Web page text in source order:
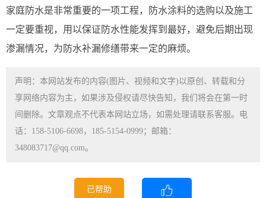
家庭防水是非常重要的一项工程，防水涂料的选购以及施工
一定要重视，用以保证防水性能发挥到最好，避免后期出现
渗漏情况，为防水补漏修缮带来一定的麻烦。
声明：本网站发布的内容(图片、视频和文字)以原创、转载和分
享网络内容为主，如果涉及侵权请尽快告知，我们将会在第一时
间删除。文章观点不代表本网站立场，如需处理请联系客服。电
话：158-5106-6698，185-5154-0999；邮箱：
348083717@qq.com。
已帮助